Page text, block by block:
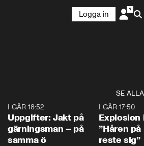
Logga in
SE ALLA
I GÅR 18:52
Uppgifter: Jakt på
gärningsman – på
samma ö
I GÅR 17:50
Explosion
”Håren
reste sig”